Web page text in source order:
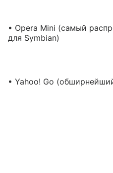
• Opera Mini (самый
для Symbian)
• Yahoo! Go